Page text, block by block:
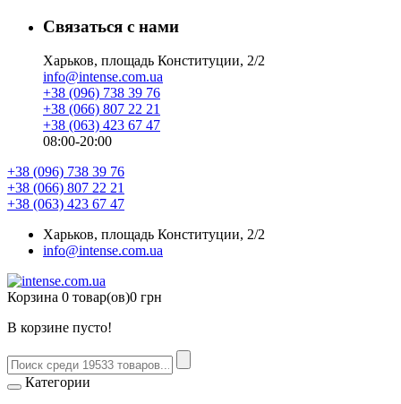
Связаться с нами
Харьков, площадь Конституции, 2/2
info@intense.com.ua
+38 (096) 738 39 76
+38 (066) 807 22 21
+38 (063) 423 67 47
08:00-20:00
+38 (096) 738 39 76
+38 (066) 807 22 21
+38 (063) 423 67 47
Харьков, площадь Конституции, 2/2
info@intense.com.ua
Корзина 0 товар(ов)0 грн
В корзине пусто!
Категории